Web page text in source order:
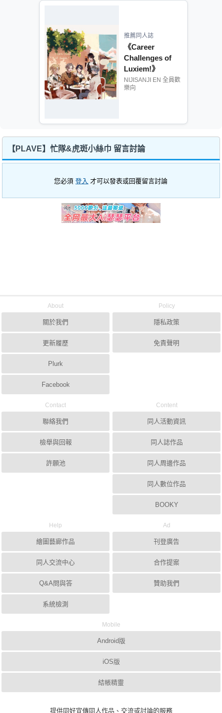
推薦同人誌
《Career
Challenges of
Luxiem!》
NIJISANJI EN 全員歡
樂向
【PLAVE】忙隊&虎斑小絲巾 留言討論
您必須登入 才可以發表或回覆留言討論
About
關於我們
更新履歷
Plurk
Facebook
Policy
隱私政策
免責聲明
Contact
聯絡我們
檢舉與回報
許願池
Content
同人活動資訊
同人誌作品
同人周邊作品
同人數位作品
BOOKY
Help
繪圖藝廊作品
同人交流中心
Q&A問與答
系統檢測
Ad
刊登廣告
合作提案
贊助我們
Mobile
Android版
iOS版
結帳精靈
提供同好宣傳同人作品、交流或討論的服務